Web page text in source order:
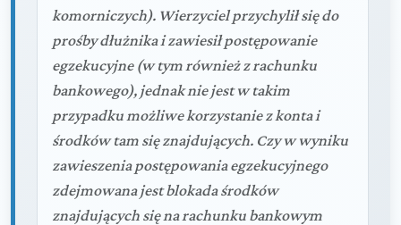
komorniczych). Wierzyciel przychylił się do
prośby dłużnika i zawiesił postępowanie
egzekucyjne (w tym również z rachunku
bankowego), jednak nie jest w takim
przypadku możliwe korzystanie z konta i
środków tam się znajdujących. Czy w wyniku
zawieszenia postępowania egzekucyjnego
zdejmowana jest blokada środków
znajdujących się na rachunku bankowym